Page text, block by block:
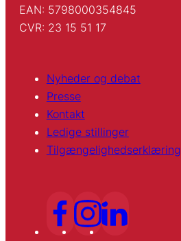
EAN: 5798000354845
CVR: 23 15 51 17
Nyheder og debat
Presse
Kontakt
Ledige stillinger
Tilgængelighedserklæring